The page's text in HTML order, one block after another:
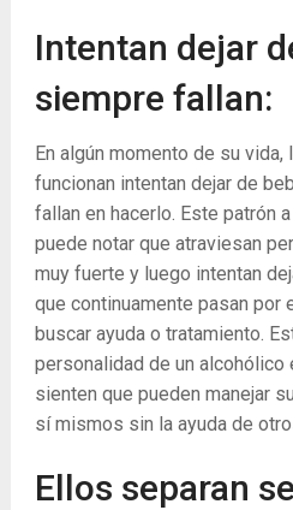
Intentan dejar
siempre fallan:
En algún momento de su
funcionan intentan dejar de
fallan en hacerlo. Este patrón
puede notar que atraviesan
muy fuerte y luego intentan
que continuamente pasan por
buscar ayuda o tratamiento.
personalidad de un alcohólico
sienten que pueden manejar
sí mismos sin la ayuda de
Ellos separan